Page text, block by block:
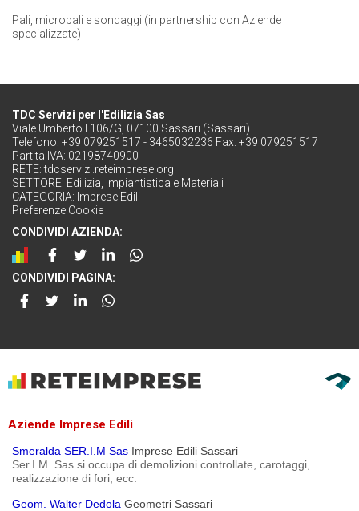
Pali, micropali e sondaggi (in partnership con Aziende
specializzate)
TDC Servizi per l'Edilizia Sas
Viale Umberto I 106/G, 07100 Sassari (Sassari)
Telefono: +39 079251517 - 3465032236 Fax: +39 079251517
Partita IVA: 02198740900
RETE:tdcservizi.reteimprese.org
SETTORE: Edilizia, Impiantistica e Materiali
CATEGORIA: Imprese Edili
Preferenze Cookie
CONDIVIDI AZIENDA:
CONDIVIDI PAGINA:
Aziende Imprese Edili
Smeralda SER.I.M Sas Imprese Edili Sassari
Ser.I.M. Sas si occupa di demolizioni controllate, carotaggi,
realizzazione di fori, ecc.
Geom. Walter Dedola Geometri Sassari